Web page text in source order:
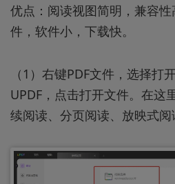
优点：阅读视图简明，兼容
件，软件小，下载快。
（1）右键PDF文件，选择打
UPDF，点击打开文件。在这
续阅读、分页阅读、放映式阅